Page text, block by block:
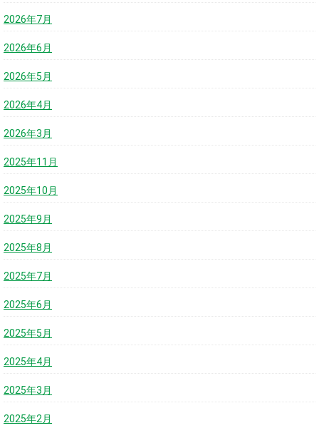
2026年7月
2026年6月
2026年5月
2026年4月
2026年3月
2025年11月
2025年10月
2025年9月
2025年8月
2025年7月
2025年6月
2025年5月
2025年4月
2025年3月
2025年2月